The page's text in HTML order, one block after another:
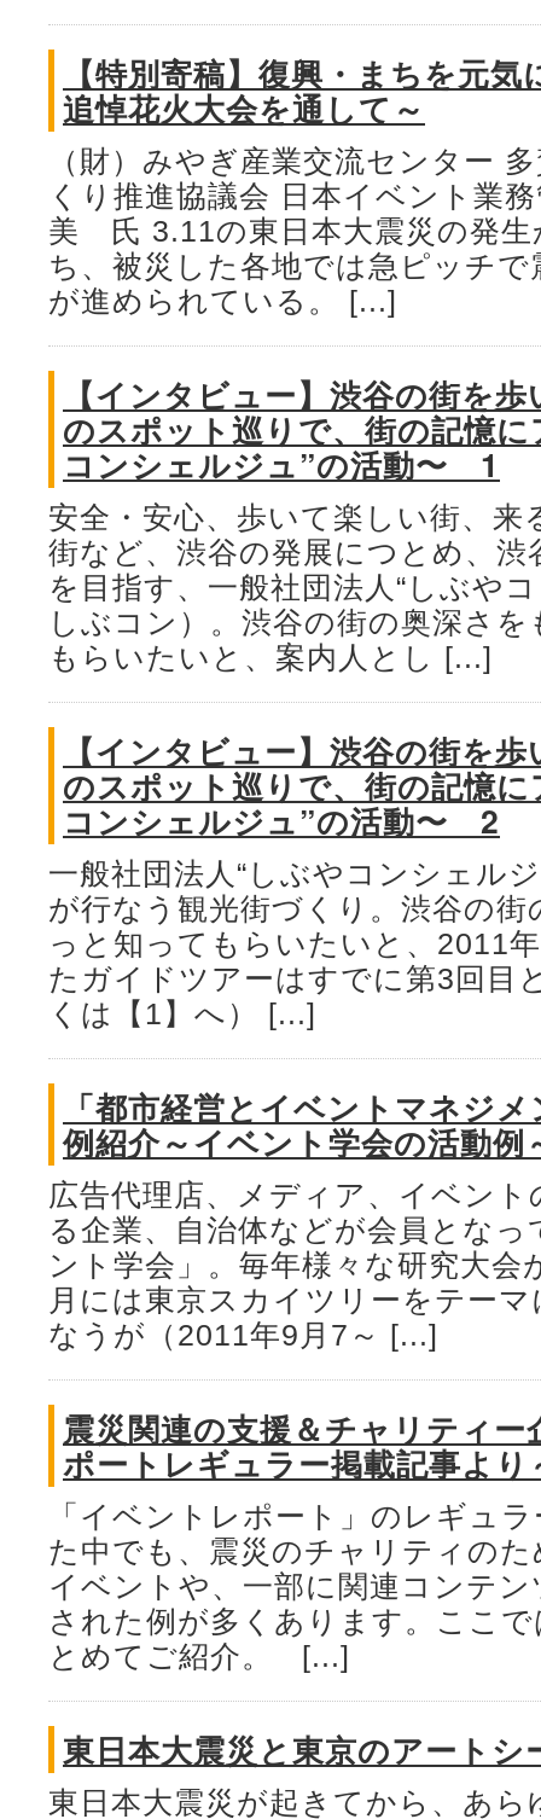
【特別寄稿】復興・まちを元
追悼花火大会を通して～
（財）みやぎ産業交流センター
くり推進協議会 日本イベント業
美 氏 3.11の東日本大震災の発生
ち、被災した各地では急ピッチで
が進められている。 [...]
【インタビュー】渋谷の街を
のスポット巡りで、街の記憶
コンシェルジュ”の活動〜 1
安全・安心、歩いて楽しい街、来
街など、渋谷の発展につとめ、
を目指す、一般社団法人“しぶや
しぶコン）。渋谷の街の奥深さ
もらいたいと、案内人とし [...]
【インタビュー】渋谷の街を
のスポット巡りで、街の記憶
コンシェルジュ”の活動〜 2
一般社団法人“しぶやコンシェル
が行なう観光街づくり。渋谷の
っと知ってもらいたいと、2011
たガイドツアーはすでに第3回目
くは【1】へ） [...]
「都市経営とイベントマネジ
例紹介～イベント学会の活動例
広告代理店、メディア、イベント
る企業、自治体などが会員とな
ント学会」。毎年様々な研究大
月には東京スカイツリーをテー
なうが（2011年9月7～ [...]
震災関連の支援＆チャリティ
ポートレギュラー掲載記事より
「イベントレポート」のレギュ
た中でも、震災のチャリティの
イベントや、一部に関連コンテ
された例が多くあります。ここ
とめてご紹介。 [...]
東日本大震災と東京のアートシ
東日本大震災が起きてから、あら